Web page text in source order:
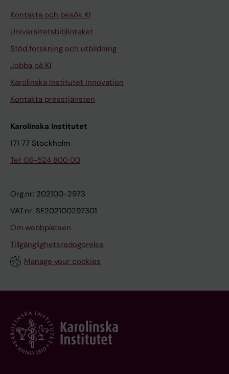
Kontakta och besök KI
Universitetsbiblioteket
Stöd forskning och utbildning
Jobba på KI
Karolinska Institutet Innovation
Kontakta presstjänsten
Karolinska Institutet
171 77 Stockholm
Tel: 08-524 800 00
Org.nr: 202100-2973
VAT.nr: SE202100297301
Om webbplatsen
Tillgänglighetsredogörelse
Manage your cookies